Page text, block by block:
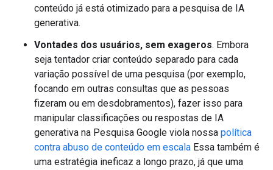
conteúdo já está otimizado para a pesquisa de IA
generativa.
Vontades dos usuários, sem exageros. Embora
seja tentador criar conteúdo separado para cada
variação possível de uma pesquisa (por exemplo,
focando em outras consultas que as pessoas
fizeram ou em desdobramentos), fazer isso para
manipular classificações ou respostas de IA
generativa na Pesquisa Google viola nossa política
contra abuso de conteúdo em escala Essa também é
uma estratégia ineficaz a longo prazo, já que uma